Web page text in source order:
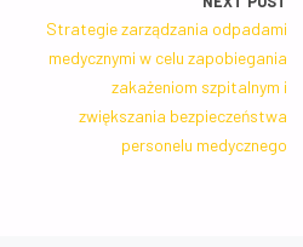
Strategie zarządzania odpadami
medycznymi w celu zapobiegania
zakażeniom szpitalnym i
zwiększania bezpieczeństwa
personelu medycznego